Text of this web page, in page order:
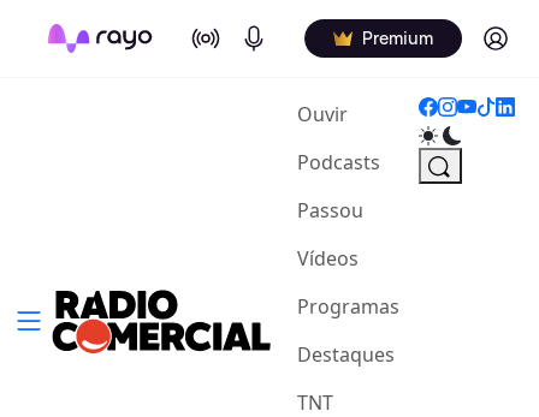
On Air Podcasts Premium Log in
Ouvir(current)
Podcasts
Passou
Vídeos
Programas
Destaques
TNT